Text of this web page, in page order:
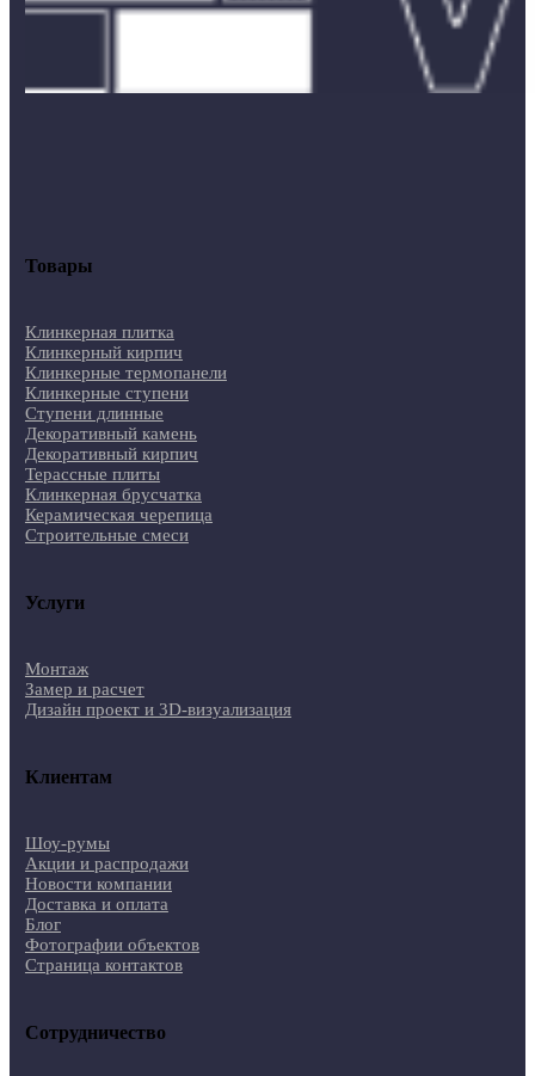
Товары
Клинкерная плитка
Клинкерный кирпич
Клинкерные термопанели
Клинкерные ступени
Ступени длинные
Декоративный камень
Декоративный кирпич
Терассные плиты
Клинкерная брусчатка
Керамическая черепица
Строительные смеси
Услуги
Монтаж
Замер и расчет
Дизайн проект и 3D-визуализация
Клиентам
Шоу-румы
Акции и распродажи
Новости компании
Доставка и оплата
Блог
Фотографии объектов
Страница контактов
Сотрудничество